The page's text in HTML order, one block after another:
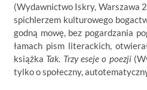
(Wydawnictwo Iskry, Warszawa
spichlerzem kulturowego
godną mowę, bez pogardzania
łamach pism literackich,
książka Tak. Trzy eseje o poezji
tylko o społeczny,